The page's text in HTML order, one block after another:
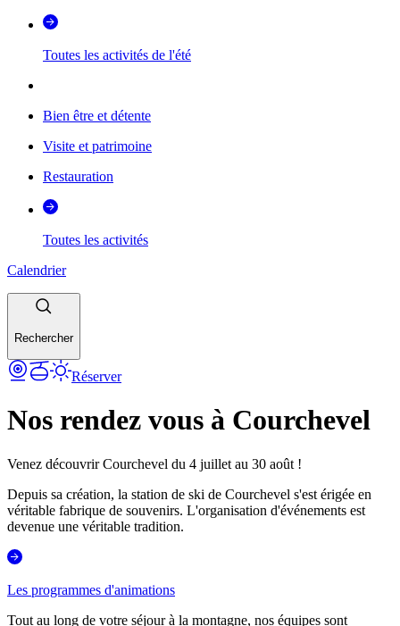
Toutes les activités de l'été
Bien être et détente
Visite et patrimoine
Restauration
Toutes les activités
Calendrier
Rechercher
Réserver
Nos rendez vous à Courchevel
Venez découvrir Courchevel du 4 juillet au 30 août !
Depuis sa création, la station de ski de Courchevel s'est érigée en
véritable fabrique de souvenirs. L'organisation d'événements est
devenue une véritable tradition.
Les programmes d'animations
Tout au long de votre séjour à la montagne, nos équipes sont